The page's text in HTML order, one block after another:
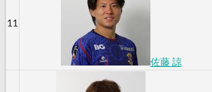
11
佐藤 諒